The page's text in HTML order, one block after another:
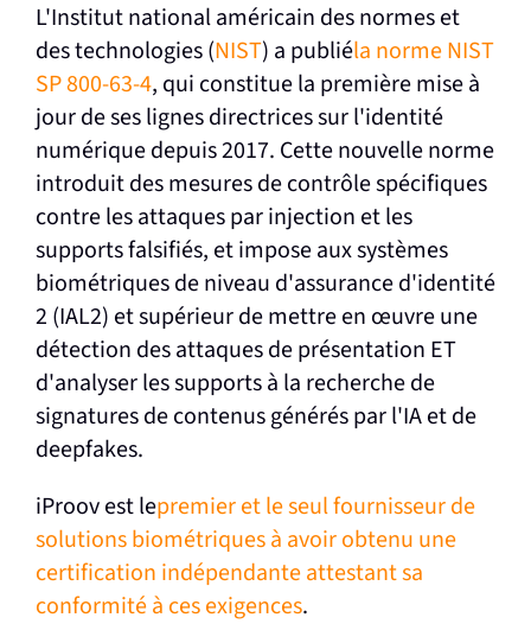
L'Institut national américain des normes et
des technologies (NIST) a publiéla norme NIST
SP 800-63-4, qui constitue la première mise à
jour de ses lignes directrices sur l'identité
numérique depuis 2017. Cette nouvelle norme
introduit des mesures de contrôle spécifiques
contre les attaques par injection et les
supports falsifiés, et impose aux systèmes
biométriques de niveau d'assurance d'identité
2 (IAL2) et supérieur de mettre en œuvre une
détection des attaques de présentation ET
d'analyser les supports à la recherche de
signatures de contenus générés par l'IA et de
deepfakes.
iProov est lepremier et le seul fournisseur de
solutions biométriques à avoir obtenu une
certification indépendante attestant sa
conformité à ces exigences.